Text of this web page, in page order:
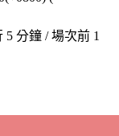
分鐘 / 場次前 1